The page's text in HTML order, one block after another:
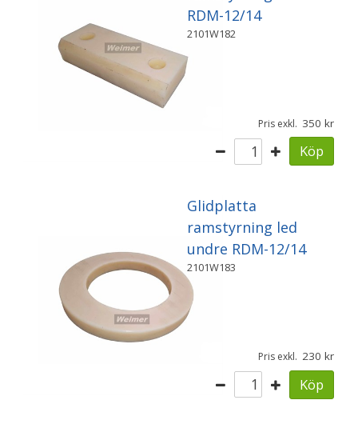
RDM-12/14
2101W182
Pris exkl. 350
Köp
Glidplatta
ramstyrning led
undre RDM-12/14
2101W183
Pris exkl. 230
Köp